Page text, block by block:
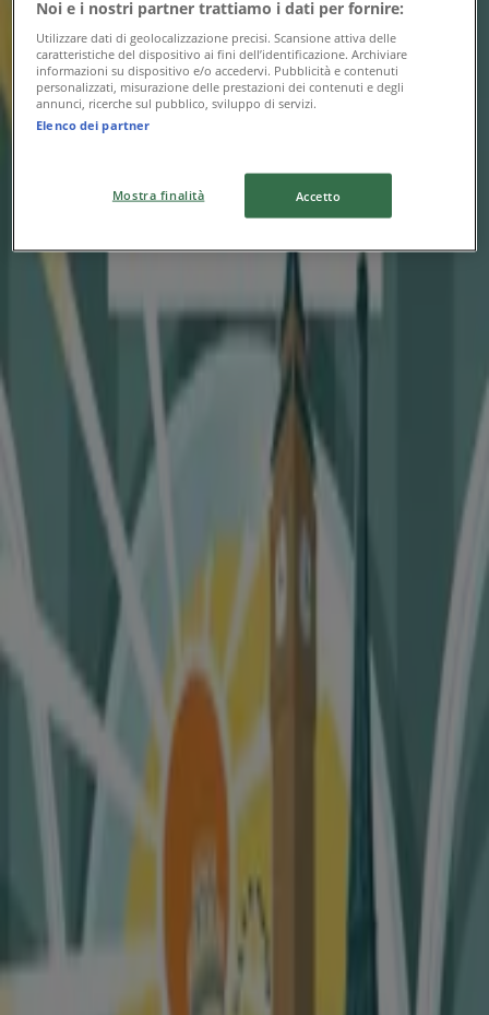
Sinferie
Tour 2026
Sinferie
Costa Crociere 2026
Scade il 31/12
{"numCatalogs":2}
Altri utenti hanno visto anche
questi cataloghi
Budget
Cambia auto questo weekend!
Caldana
Slovenia e croazia
ESTATE 2026
Noi e i nostri partner trattiamo i dati per fornire:
Utilizzare dati di geolocalizzazione precisi. Scansione attiva delle
caratteristiche del dispositivo ai fini dell’identificazione. Archiviare
informazioni su dispositivo e/o accedervi. Pubblicità e contenuti
personalizzati, misurazione delle prestazioni dei contenuti e degli
annunci, ricerche sul pubblico, sviluppo di servizi.
Elenco dei partner
Mostra finalità Accetto